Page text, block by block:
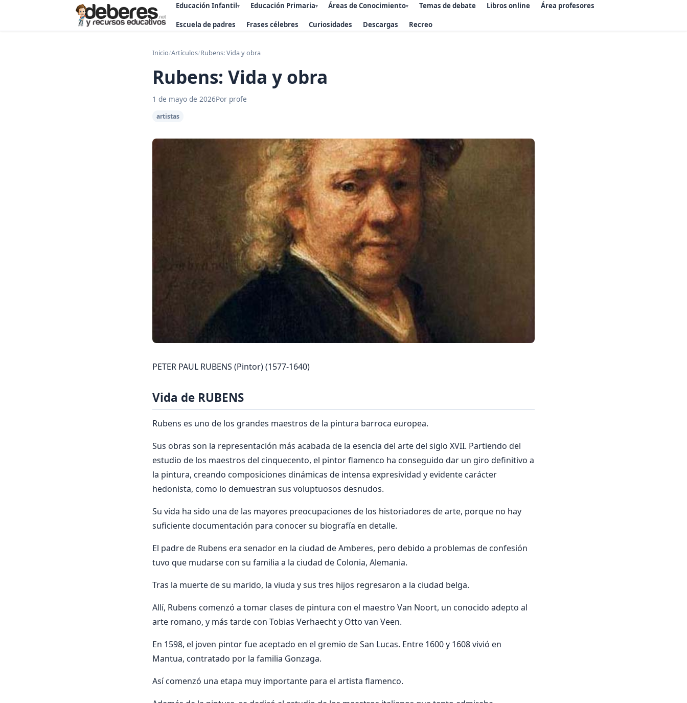
Educación Infantil▾ Educación Primaria▾ Áreas de Conocimiento▾ Temas de debate Libros online Área profesores
Escuela de padres Frases célebres Curiosidades Descargas Recreo
Inicio/Artículos/Rubens: Vida y obra
Rubens: Vida y obra
1 de mayo de 2026Por profe
artistas
PETER PAUL RUBENS (Pintor) (1577-1640)
Vida de RUBENS
Rubens es uno de los grandes maestros de la pintura barroca europea.
Sus obras son la representación más acabada de la esencia del arte del siglo XVII. Partiendo del
estudio de los maestros del cinquecento, el pintor flamenco ha conseguido dar un giro definitivo a
la pintura, creando composiciones dinámicas de intensa expresividad y evidente carácter
hedonista, como lo demuestran sus voluptuosos desnudos.
Su vida ha sido una de las mayores preocupaciones de los historiadores de arte, porque no hay
suficiente documentación para conocer su biografía en detalle.
El padre de Rubens era senador en la ciudad de Amberes, pero debido a problemas de confesión
tuvo que mudarse con su familia a la ciudad de Colonia, Alemania.
Tras la muerte de su marido, la viuda y sus tres hijos regresaron a la ciudad belga.
Allí, Rubens comenzó a tomar clases de pintura con el maestro Van Noort, un conocido adepto al
arte romano, y más tarde con Tobias Verhaecht y Otto van Veen.
En 1598, el joven pintor fue aceptado en el gremio de San Lucas. Entre 1600 y 1608 vivió en
Mantua, contratado por la familia Gonzaga.
Así comenzó una etapa muy importante para el artista flamenco.